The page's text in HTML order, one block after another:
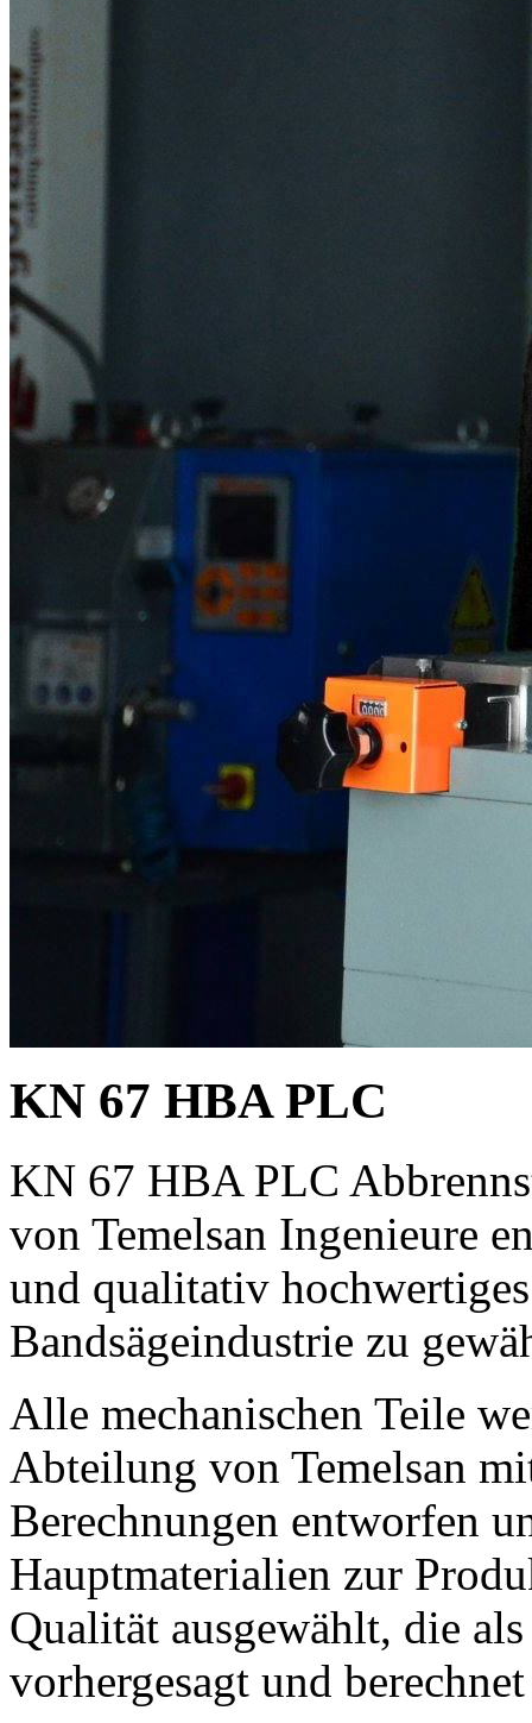
KN 67 HBA PLC
KN 67 HBA PLC
von Temelsan Ingenieure
und qualitativ
Bandsägeindustrie zu
Alle mechanischen Teile
Abteilung von Temelsan
Berechnungen entworfen
Hauptmaterialien zur
Qualität ausgewählt, die
vorhergesagt und